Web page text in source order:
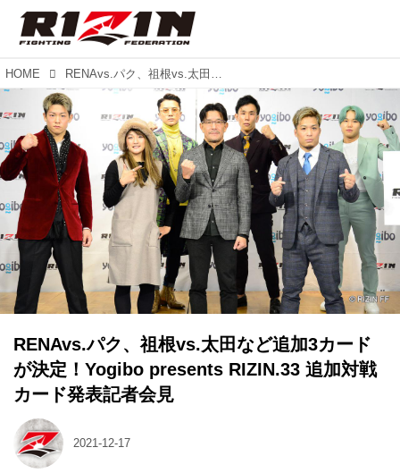
HOME RENAvs.パク、祖根vs.太田など追加3カードが決定！Yogibo presents RIZIN.33 追加対戦カード発表記者会見
RENAvs.パク、祖根vs.太田など追加3カード
が決定！Yogibo presents RIZIN.33 追加対戦
カード発表記者会見
2021-12-17